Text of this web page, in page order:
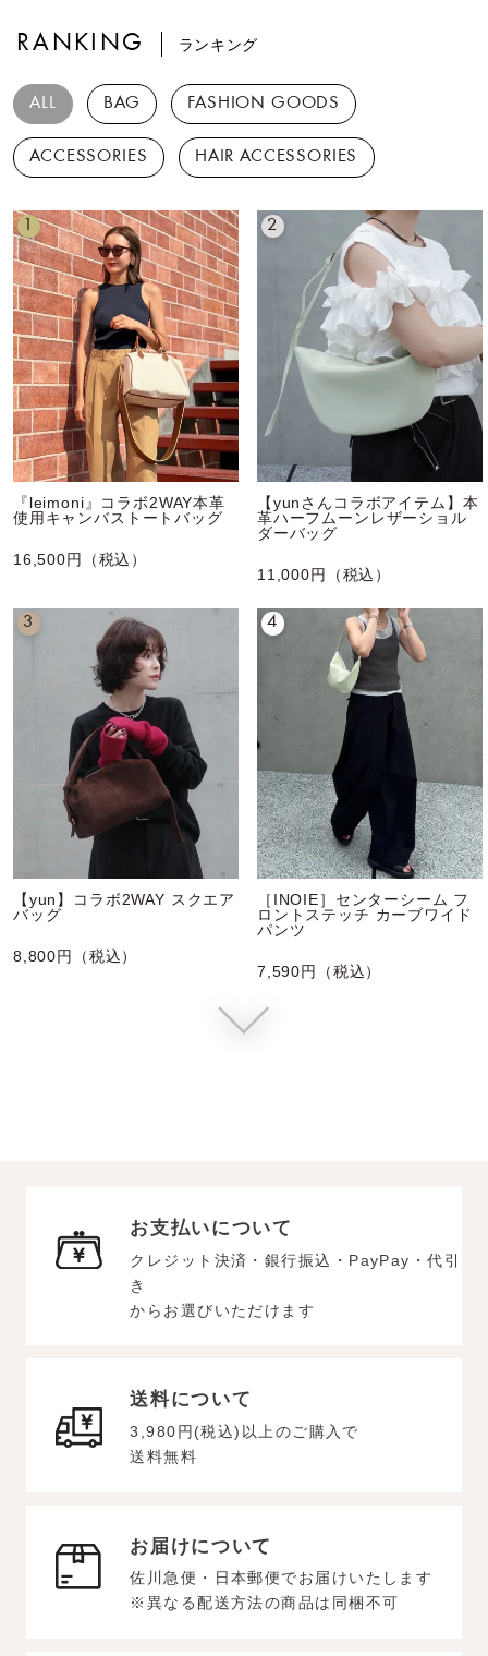
RANKING ランキング
ALL BAG FASHION GOODS
ACCESSORIES HAIR ACCESSORIES
1
『leimoni』コラボ2WAY本革
使用キャンバストートバッグ
16,500円（税込）
2
【yunさんコラボアイテム】本
革ハーフムーンレザーショル
ダーバッグ
11,000円（税込）
3
【yun】コラボ2WAY スクエア
バッグ
8,800円（税込）
4
［INOIE］センターシーム フ
ロントステッチ カーブワイド
パンツ
7,590円（税込）
お支払いについて
クレジット決済・銀行振込・PayPay・代引
き
からお選びいただけます
送料について
3,980円(税込)以上のご購入で
送料無料
お届けについて
佐川急便・日本郵便でお届けいたします
※異なる配送方法の商品は同梱不可